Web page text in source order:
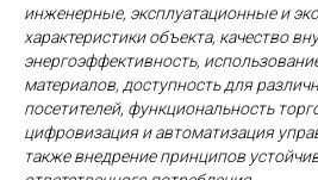
инженерные, эксплуатационные и
характеристики объекта, качество
энергоэффективность,
материалов, доступность для
посетителей, функциональность
цифровизация и автоматизация
также внедрение принципов